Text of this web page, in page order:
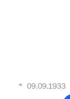
09.09.1933